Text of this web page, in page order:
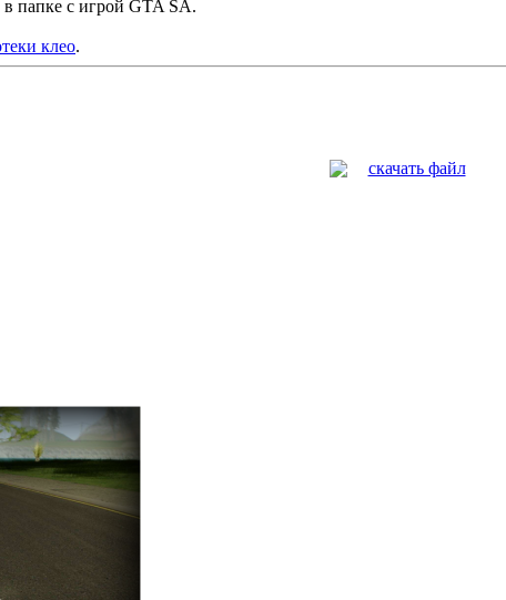
папке с игрой GTA SA.
клео.
скачать файл